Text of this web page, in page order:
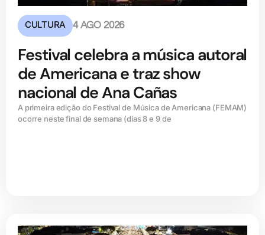
CULTURA 4 AGO 2026
Festival celebra a música autoral
de Americana e traz show
nacional de Ana Cañas
A primeira edição do Festival de Música de Americana (FEMAM)
ocorre neste final de semana (dias 8 e 9 de